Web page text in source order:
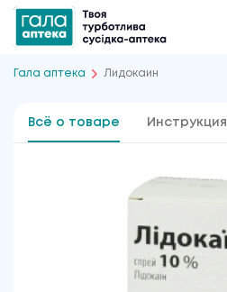
Гала аптека Лидокаин
Всё о товаре Инструкция